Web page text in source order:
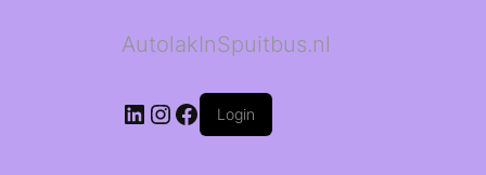
AutolakInSpuitbus.nl
LinkedIn
Instagram
Facebook
Login